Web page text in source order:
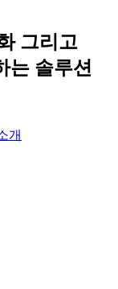
그리고
는 솔루션